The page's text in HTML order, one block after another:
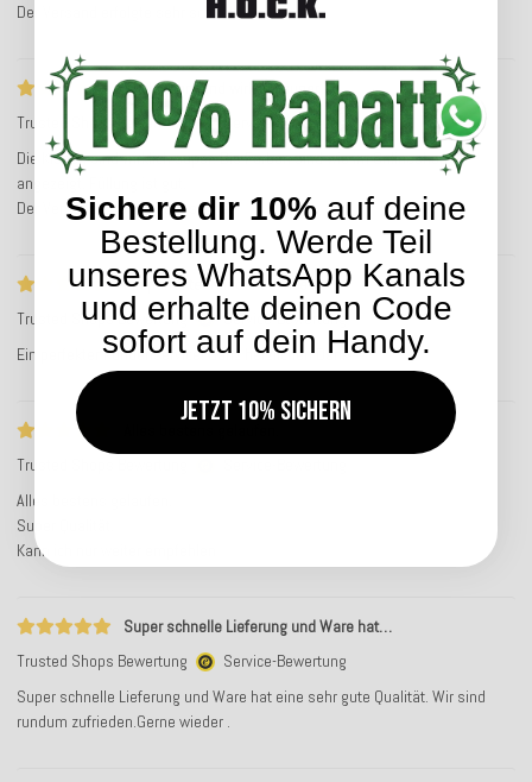
Der Versand erfolgte sehr schnell.
Die Kissen sind wirklich super
Trusted Shops Bewertung
Service-Bewertung
Die Kissen sind wirklich super. Die Farben sind wie im Onlineshop
angezeigt. Füllung ist gut.
Der Versand erfolgte sehr schnell.
Ein perfekter Kundenservice
Trusted Shops Bewertung
Service-Bewertung
Ein perfekter Kundenservice! Ganz herzlichen Dank!
Trusted Shops Bewertung
Alles bestens gelaufen.
Super Qualität.
Kann ich nur weiter empfehlen
Super schnelle Lieferung und Ware hat…
Trusted Shops Bewertung
Service-Bewertung
Super schnelle Lieferung und Ware hat eine sehr gute Qualität. Wir sind
rundum zufrieden.Gerne wieder .
Sichere dir 10% auf deine
Bestellung. Werde Teil
unseres WhatsApp Kanals
und erhalte deinen Code
sofort auf dein Handy.
Jetzt 10% sichern